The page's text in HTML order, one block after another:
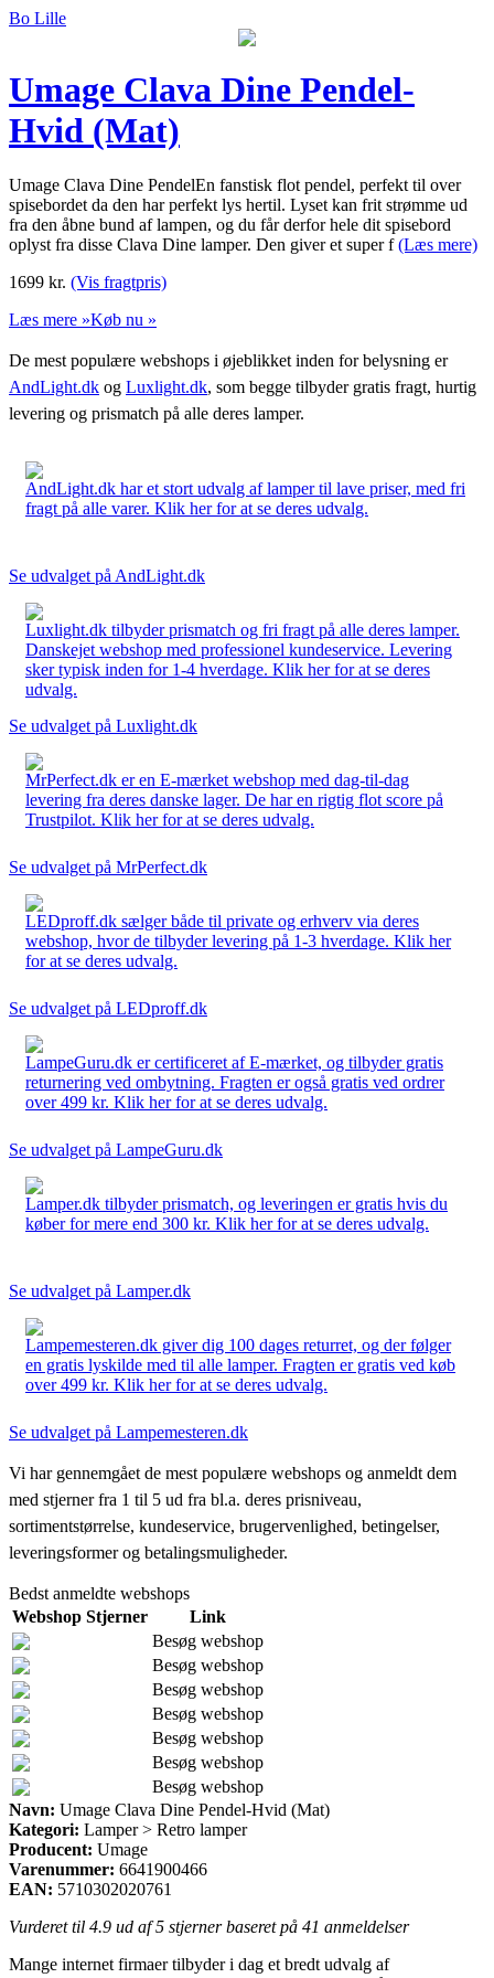
Bo Lille
Umage Clava Dine Pendel-
Hvid (Mat)
Umage Clava Dine PendelEn fanstisk flot pendel, perfekt til over
spisebordet da den har perfekt lys hertil. Lyset kan frit strømme ud
fra den åbne bund af lampen, og du får derfor hele dit spisebord
oplyst fra disse Clava Dine lamper. Den giver et super f(Læs mere)
1699 kr. (Vis fragtpris)
Læs mere »Køb nu »
De mest populære webshops i øjeblikket inden for belysning er
AndLight.dk og Luxlight.dk, som begge tilbyder gratis fragt, hurtig
levering og prismatch på alle deres lamper.
AndLight.dk har et stort udvalg af lamper til lave priser, med fri
fragt på alle varer. Klik her for at se deres udvalg.
Se udvalget på AndLight.dk
Luxlight.dk tilbyder prismatch og fri fragt på alle deres lamper.
Danskejet webshop med professionel kundeservice. Levering
sker typisk inden for 1-4 hverdage. Klik her for at se deres
udvalg.
Se udvalget på Luxlight.dk
MrPerfect.dk er en E-mærket webshop med dag-til-dag
levering fra deres danske lager. De har en rigtig flot score på
Trustpilot. Klik her for at se deres udvalg.
Se udvalget på MrPerfect.dk
LEDproff.dk sælger både til private og erhverv via deres
webshop, hvor de tilbyder levering på 1-3 hverdage. Klik her
for at se deres udvalg.
Se udvalget på LEDproff.dk
LampeGuru.dk er certificeret af E-mærket, og tilbyder gratis
returnering ved ombytning. Fragten er også gratis ved ordrer
over 499 kr. Klik her for at se deres udvalg.
Se udvalget på LampeGuru.dk
Lamper.dk tilbyder prismatch, og leveringen er gratis hvis du
køber for mere end 300 kr. Klik her for at se deres udvalg.
Se udvalget på Lamper.dk
Lampemesteren.dk giver dig 100 dages returret, og der følger
en gratis lyskilde med til alle lamper. Fragten er gratis ved køb
over 499 kr. Klik her for at se deres udvalg.
Se udvalget på Lampemesteren.dk
Vi har gennemgået de mest populære webshops og anmeldt dem
med stjerner fra 1 til 5 ud fra bl.a. deres prisniveau,
sortimentstørrelse, kundeservice, brugervenlighed, betingelser,
leveringsformer og betalingsmuligheder.
Bedst anmeldte webshops
Webshop Stjerner
Link
Besøg webshop
Besøg webshop
Besøg webshop
Besøg webshop
Besøg webshop
Besøg webshop
Besøg webshop
Navn: Umage Clava Dine Pendel-Hvid (Mat)
Kategori: Lamper > Retro lamper
Producent: Umage
Varenummer: 6641900466
EAN: 5710302020761
Vurderet til 4.9 ud af 5 stjerner baseret på 41 anmeldelser
Mange internet firmaer tilbyder i dag et bredt udvalg af